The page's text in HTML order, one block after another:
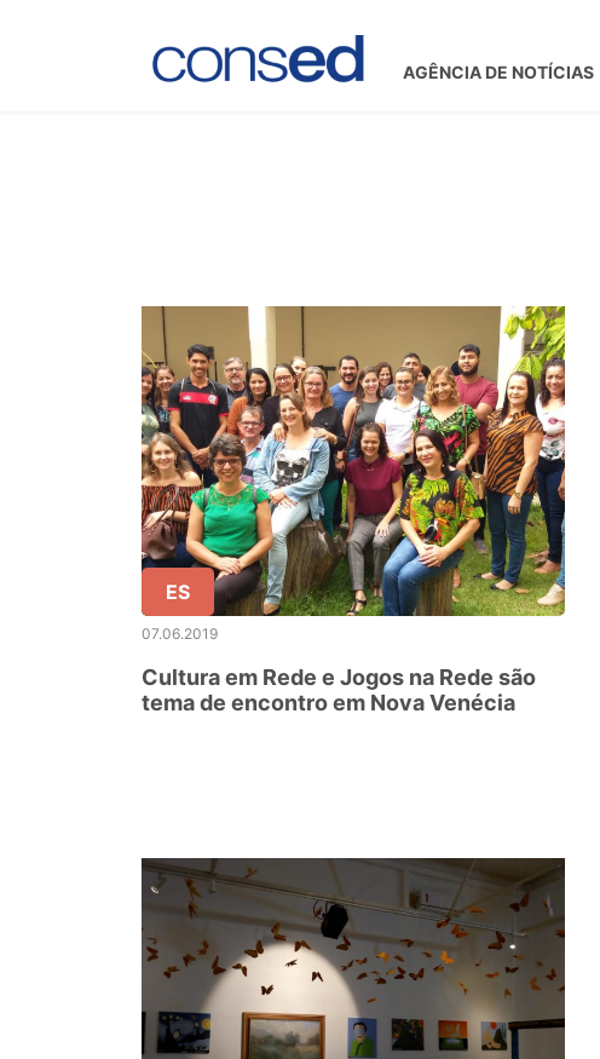
AGÊNCIA DE NOTÍCIAS
ES
07.06.2019
Cultura em Rede e Jogos na Rede são
tema de encontro em Nova Venécia